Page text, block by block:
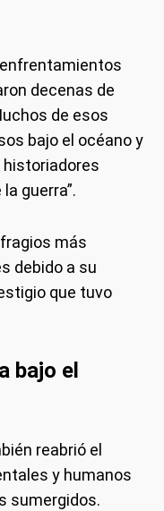
decenas de
de esos
bajo el océano y
historiadores
guerra”.
más
debido a su
que tuvo
bajo el
reabrió el
y humanos
sumergidos.